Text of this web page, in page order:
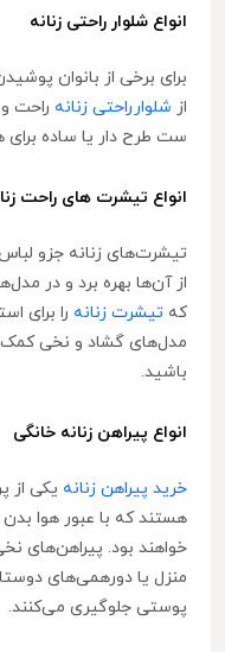
انواع شلوار راحتی زنانه
برای برخی از بانوان
از شلوارراحتی زنانه راحت
ست طرح دار یا ساده
انواع تیشرت های راحت
تیشرت‌های زنانه جزو
از آن‌ها بهره برد و در
که تیشرت زنانه را برای
مدل‌های گشاد و نخی کمک
باشید.
انواع پیراهن زنانه خانگی
خرید پیراهن زنانه یکی از
هستند که با عبور هوا
خواهند بود. پیراهن‌های
منزل یا دورهمی‌های
پوستی جلوگیری می‌کنند.